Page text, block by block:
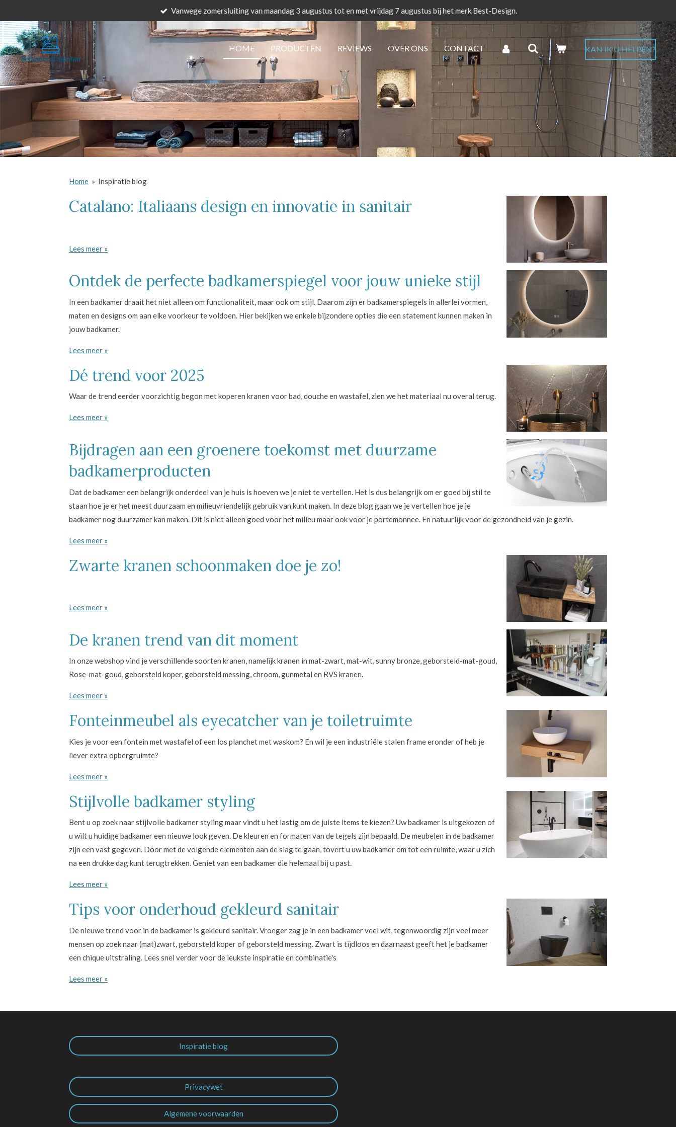
direct
naar
de
hoofdinhoud
Vanwege zomersluiting van maandag 3 augustus tot en met vrijdag 7 augustus bij het merk Best-Design.
HOME PRODUCTEN REVIEWS OVER ONS CONTACT KAN IK U HELPEN?
Home » Inspiratie blog
Catalano: Italiaans design en innovatie in sanitair
Lees meer »
Ontdek de perfecte badkamerspiegel voor jouw unieke stijl
In een badkamer draait het niet alleen om functionaliteit, maar ook om stijl. Daarom zijn er badkamerspiegels in allerlei vormen,
maten en designs om aan elke voorkeur te voldoen. Hier bekijken we enkele bijzondere opties die een statement kunnen maken in
jouw badkamer.
Lees meer »
Dé trend voor 2025
Waar de trend eerder voorzichtig begon met koperen kranen voor bad, douche en wastafel, zien we het materiaal nu overal terug.
Lees meer »
Bijdragen aan een groenere toekomst met duurzame
badkamerproducten
Dat de badkamer een belangrijk onderdeel van je huis is hoeven we je niet te vertellen. Het is dus belangrijk om er goed bij stil te
staan hoe je er het meest duurzaam en milieuvriendelijk gebruik van kunt maken. In deze blog gaan we je vertellen hoe je je
badkamer nog duurzamer kan maken. Dit is niet alleen goed voor het milieu maar ook voor je portemonnee. En natuurlijk voor de gezondheid van je gezin.
Lees meer »
Zwarte kranen schoonmaken doe je zo!
Lees meer »
De kranen trend van dit moment
In onze webshop vind je verschillende soorten kranen, namelijk kranen in mat-zwart, mat-wit, sunny bronze, geborsteld-mat-goud,
Rose-mat-goud, geborsteld koper, geborsteld messing, chroom, gunmetal en RVS kranen.
Lees meer »
Fonteinmeubel als eyecatcher van je toiletruimte
Kies je voor een fontein met wastafel of een los planchet met waskom? En wil je een industriële stalen frame eronder of heb je
liever extra opbergruimte?
Lees meer »
Stijlvolle badkamer styling
Bent u op zoek naar stijlvolle badkamer styling maar vindt u het lastig om de juiste items te kiezen? Uw badkamer is uitgekozen of
u wilt u huidige badkamer een nieuwe look geven. De kleuren en formaten van de tegels zijn bepaald. De meubelen in de badkamer
zijn een vast gegeven. Door met de volgende elementen aan de slag te gaan, tovert u uw badkamer om tot een ruimte, waar u zich
na een drukke dag kunt terugtrekken. Geniet van een badkamer die helemaal bij u past.
Lees meer »
Tips voor onderhoud gekleurd sanitair
De nieuwe trend voor in de badkamer is gekleurd sanitair. Vroeger zag je in een badkamer veel wit, tegenwoordig zijn veel meer
mensen op zoek naar (mat)zwart, geborsteld koper of geborsteld messing. Zwart is tijdloos en daarnaast geeft het je badkamer
een chique uitstraling. Lees snel verder voor de leukste inspiratie en combinatie's
Lees meer »
Inspiratie blog
Privacywet
Algemene voorwaarden